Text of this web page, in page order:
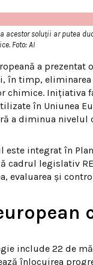
acestor soluții ar putea
Foto: AI
a prezentat
în timp,
chimice. Inițiativa
în Uniunea
a diminua nivelul
este integrat în
cadrul legislativ
evaluarea și
include 22 de
înlocuirea